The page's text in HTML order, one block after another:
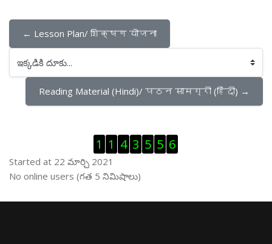
← Lesson Plan/ शिक्षण योजना
ఇక్కడికి దూకు...
Reading Material (Hindi)/ पठन सामग्री (हिंदी) →
Visitor Counter ను తప్పించు
1 1 4 3 5 5 6
Started at 22 మార్చి 2021
ఆన్ లైను వాడుకరులు ను తప్పించు
No online users (గత 5 నిమిషాలు)